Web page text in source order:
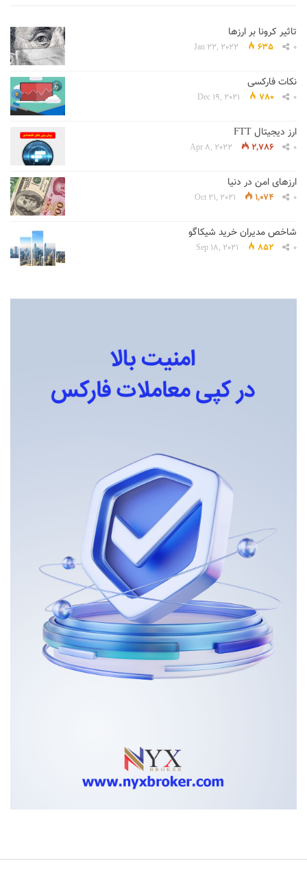
تاثیر کرونا بر ارزها
Jan 22, 2022 635 0
نکات فارکسی
Dec 19, 2021 780 0
ارز دیجیتال FTT
Apr 8, 2022 2,786 0
ارزهای امن در دنیا
Oct 21, 2021 1,074 0
شاخص مدیران خرید شیکاگو
Sep 18, 2021 852 0